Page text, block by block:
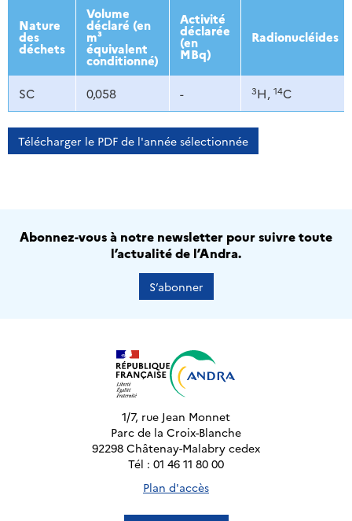
2013 2014 2015 2016
Nature
des
déchets
Volume
déclaré (en
m³
équivalent
conditionné)
Activité
déclarée
(en
MBq)
Radionucléides
SC 0,058 - 3H, 14C
Télécharger le PDF de l'année sélectionnée
Abonnez-vous à notre newsletter pour suivre toute
l’actualité de l’Andra.
S’abonner
1/7, rue Jean Monnet
Parc de la Croix-Blanche
92298 Châtenay-Malabry cedex
Tél : 01 46 11 80 00
Plan d'accès